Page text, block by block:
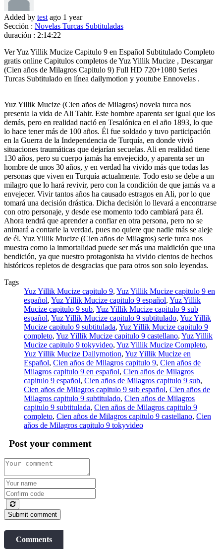
Added by test ago 1 year
Sección : Novelas Turcas Subtituladas
duración : 2:14:22
Ver Yuz Yillik Mucize Capitulo 9 en Español Subtitulado Completo
gratis online Capitulos completos de Yuz Yillik Mucize , Descargar
(Cien años de Milagros Capitulo 9) Full HD 720+1080 Series
Turcas Subtitulado en línea dailymotion y youtube Ennovelas .
Yuz Yillik Mucize (Cien años de Milagros) novela turca nos
presenta la vida de Ali Tahir. Este hombre aparenta ser igual que los
demás, pero en realidad nació en Tesalónica en el año 1893, lo que
lo hace tener más de 100 años. Él fue soldado y tuvo participación
en la Guerra de la Independencia de Turquía, en donde vivió
situaciones traumáticas que dejarían secuelas. Ali en realidad tiene
130 años, pero su cuerpo jamás ha envejecido, y aparenta ser un
hombre de unos 30 años, y en verdad ha vivido más que todas las
personas que viven en Turquía actualmente. Todo esto se debe a un
milagro que lo hará revivir, pero con la condición de que jamás va a
envejecer. Vivir tantos años ha causado estragos en Ali, por lo que
tomará una decisión drástica. Dicha decisión lo llevará a encontrarse
con otro personaje, y desde ese momento todo cambiará para él.
Ahora tendrá que aprender a confiar en otra persona, pero no se
animará a contarle la verdad, pues no quiere que nadie más se aleje
de él. Yuz Yillik Mucize (Cien años de Milagros) serie turca nos
muestra como la inmortalidad puede ser más una maldición que una
bendición, ya que nuestro protagonista ha vivido cientos de hechos
históricos repletos de desgracias que para otros son solo leyendas.
Tags
Yuz Yillik Mucize capitulo 9, Yuz Yillik Mucize capitulo 9 en
español, Yuz Yillik Mucize capitulo 9 español, Yuz Yillik
Mucize capitulo 9 sub, Yuz Yillik Mucize capitulo 9 sub
español, Yuz Yillik Mucize capitulo 9 subtitulado, Yuz Yillik
Mucize capitulo 9 subtitulada, Yuz Yillik Mucize capitulo 9
completo, Yuz Yillik Mucize capitulo 9 castellano, Yuz Yillik
Mucize capitulo 9 tokyvideo, Yuz Yillik Mucize Completo,
Yuz Yillik Mucize Dailymotion, Yuz Yillik Mucize en
Español, Cien años de Milagros capitulo 9, Cien años de
Milagros capitulo 9 en español, Cien años de Milagros
capitulo 9 español, Cien años de Milagros capitulo 9 sub,
Cien años de Milagros capitulo 9 sub español, Cien años de
Milagros capitulo 9 subtitulado, Cien años de Milagros
capitulo 9 subtitulada, Cien años de Milagros capitulo 9
completo, Cien años de Milagros capitulo 9 castellano, Cien
años de Milagros capitulo 9 tokyvideo
Post your comment
Submit comment
Comments